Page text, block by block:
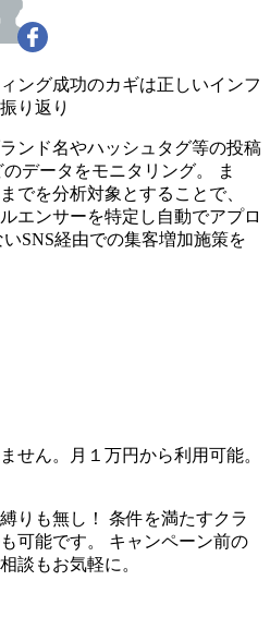
ング成功のカギは正しいインフ
り返り
ンド名やハッシュタグ等の投稿
データをモニタリング。 ま
でを分析対象とすることで、
エンサーを特定し自動でアプロ
SNS経由での集客増加施策を
せん。月１万円から利用可能。
りも無し！ 条件を満たすクラ
可能です。 キャンペーン前の
談もお気軽に。